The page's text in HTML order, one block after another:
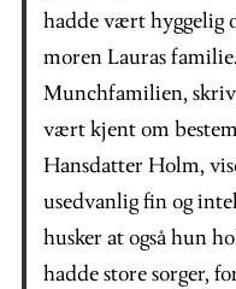
hadde vært hyggelig
moren Lauras
Munchfamilien,
vært kjent om
Hansdatter Holm,
usedvanlig fin og
husker at også hun
hadde store sorger,